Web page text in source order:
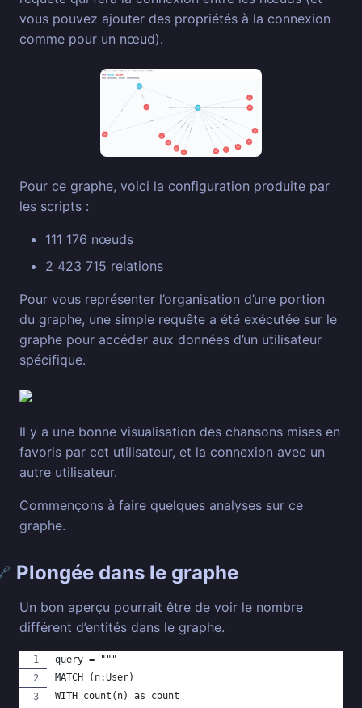
vous pouvez ajouter des propriétés à la connexion
comme pour un nœud).
Pour ce graphe, voici la configuration produite par
les scripts :
111 176 nœuds
2 423 715 relations
Pour vous représenter l’organisation d’une portion
du graphe, une simple requête a été exécutée sur le
graphe pour accéder aux données d’un utilisateur
spécifique.
Il y a une bonne visualisation des chansons mises en
favoris par cet utilisateur, et la connexion avec un
autre utilisateur.
Commençons à faire quelques analyses sur ce
graphe.
Plongée dans le graphe
Un bon aperçu pourrait être de voir le nombre
différent d’entités dans le graphe.
query = """
MATCH (n:User)
WITH count(n) as count